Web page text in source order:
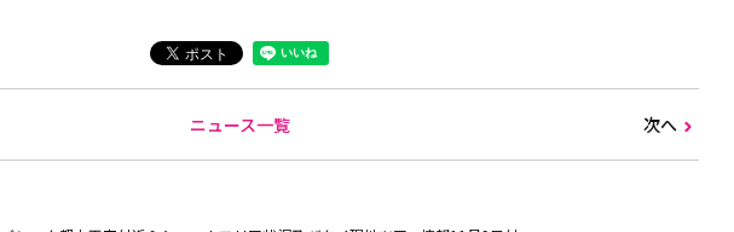
ニュース一覧 次へ